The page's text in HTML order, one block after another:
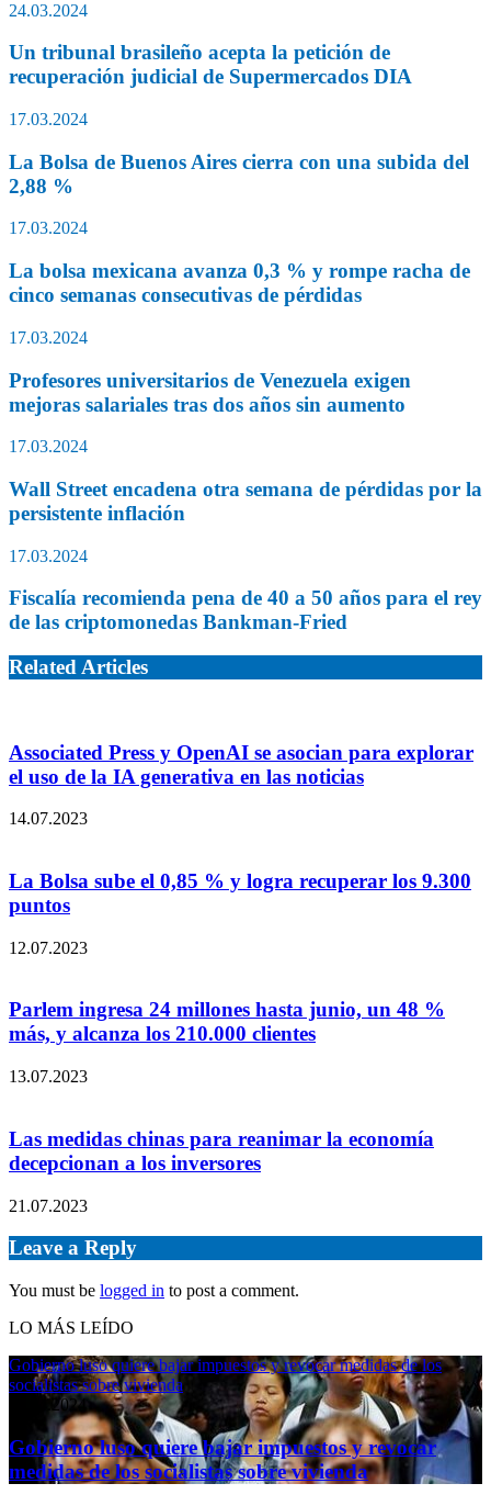
24.03.2024
Un tribunal brasileño acepta la petición de
recuperación judicial de Supermercados DIA
17.03.2024
La Bolsa de Buenos Aires cierra con una subida del
2,88 %
17.03.2024
La bolsa mexicana avanza 0,3 % y rompe racha de
cinco semanas consecutivas de pérdidas
17.03.2024
Profesores universitarios de Venezuela exigen
mejoras salariales tras dos años sin aumento
17.03.2024
Wall Street encadena otra semana de pérdidas por la
persistente inflación
17.03.2024
Fiscalía recomienda pena de 40 a 50 años para el rey
de las criptomonedas Bankman-Fried
Related Articles
Associated Press y OpenAI se asocian para explorar
el uso de la IA generativa en las noticias
14.07.2023
La Bolsa sube el 0,85 % y logra recuperar los 9.300
puntos
12.07.2023
Parlem ingresa 24 millones hasta junio, un 48 %
más, y alcanza los 210.000 clientes
13.07.2023
Las medidas chinas para reanimar la economía
decepcionan a los inversores
21.07.2023
Leave a Reply
You must be logged in to post a comment.
LO MÁS LEÍDO
Gobierno luso quiere bajar impuestos y revocar medidas de los
socialistas sobre vivienda
11.04.2024
Gobierno luso quiere bajar impuestos y revocar
medidas de los socialistas sobre vivienda